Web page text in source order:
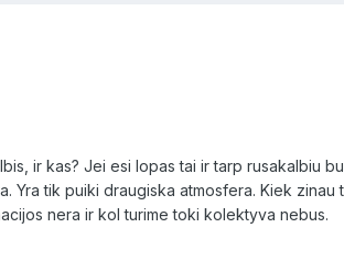
ir kas? Jei esi lopas tai ir tarp rusakalbiu
tik puiki draugiska atmosfera. Kiek zinau
nera ir kol turime toki kolektyva nebus.